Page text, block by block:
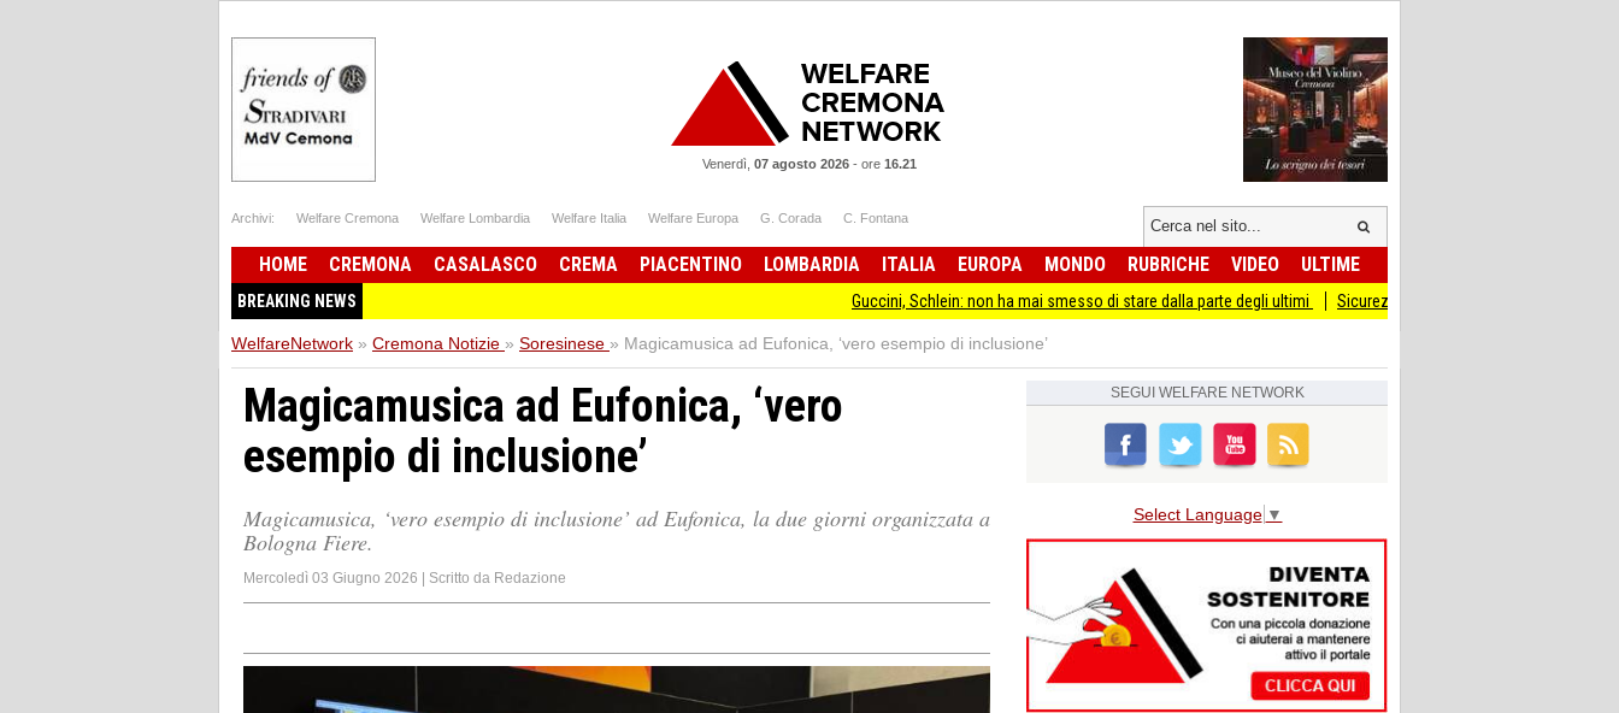
Venerdì, 07 agosto 2026 - ore 16.21
Archivi: Welfare Cremona Welfare Lombardia Welfare Italia Welfare Europa G. Corada C. Fontana
HOME CREMONA CASALASCO CREMA PIACENTINO LOMBARDIA ITALIA EUROPA MONDO RUBRICHE VIDEO ULTIME
BREAKING NEWS Guccini, Schlein: non ha mai smesso di stare dalla parte degli ultimi Sicurezza I Giovani Democratici ribattono ai Giovani
WelfareNetwork » Cremona Notizie » Soresinese » Magicamusica ad Eufonica, ‘vero esempio di inclusione’
Magicamusica ad Eufonica, ‘vero
esempio di inclusione’
Magicamusica, ‘vero esempio di inclusione’ ad Eufonica, la due giorni organizzata a
Bologna Fiere.
Mercoledì 03 Giugno 2026 | Scritto da Redazione
SEGUI WELFARE NETWORK
Select Language ▼